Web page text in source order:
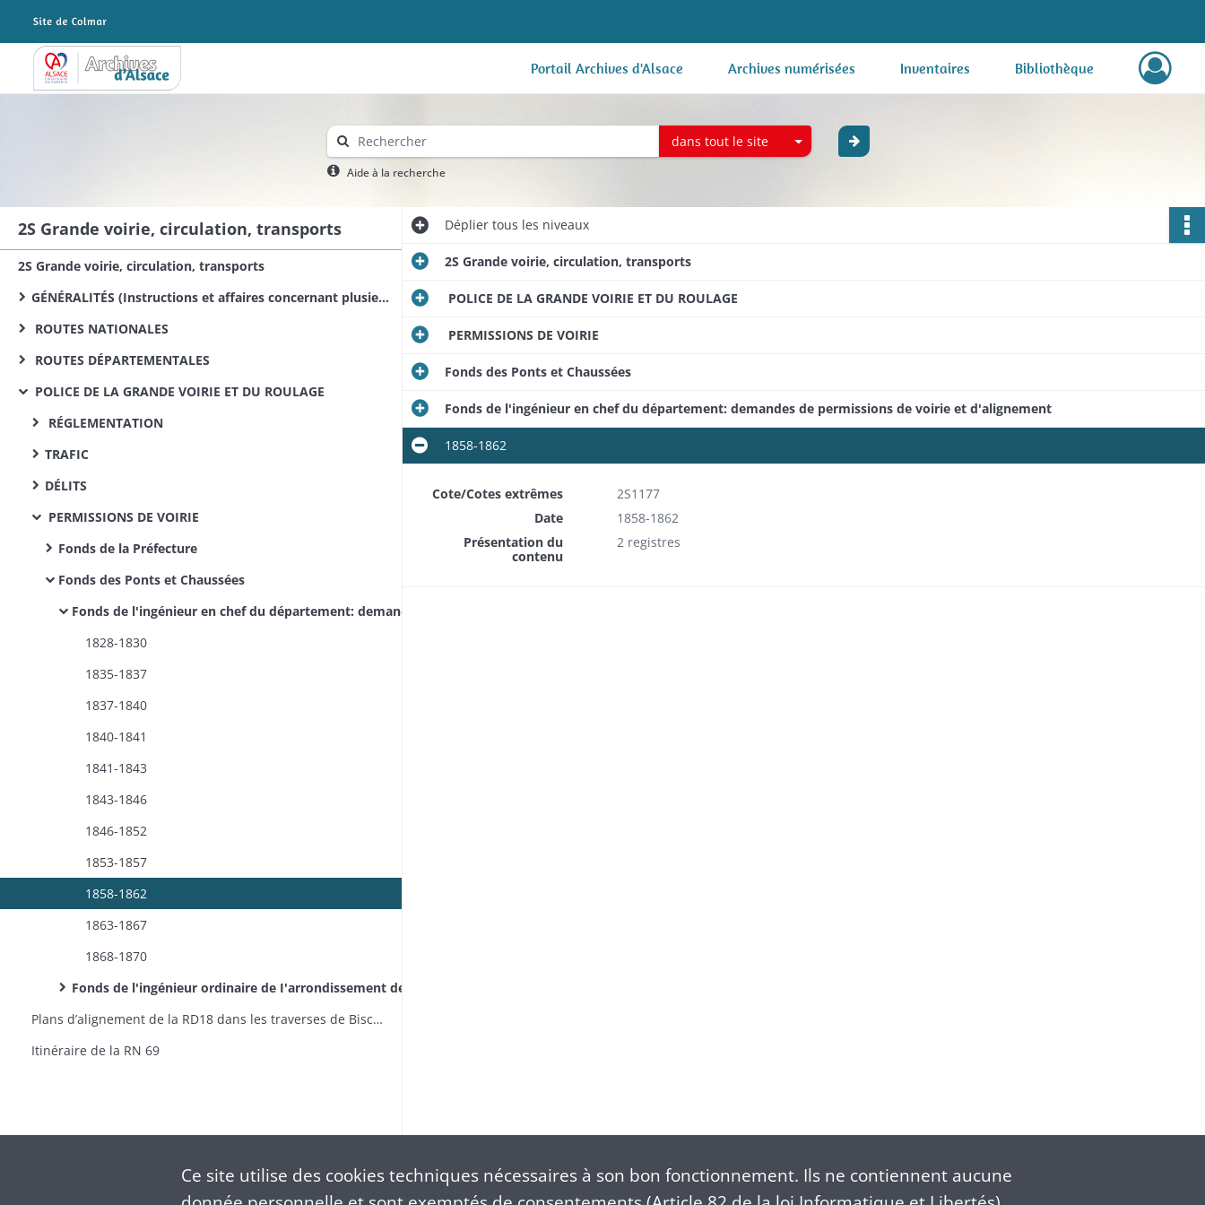
Archives Alsace - Colmar Portail Archives d'Alsace Archives numérisées Inventaires Bibliothèque
dans tout le site
Aide à la recherche
2S Grande voirie, circulation, transports
2S Grande voirie, circulation, transports
GÉNÉRALITÉS (Instructions et affaires concernant plusieurs routes)
ROUTES NATIONALES
ROUTES DÉPARTEMENTALES
POLICE DE LA GRANDE VOIRIE ET DU ROULAGE
RÉGLEMENTATION
TRAFIC
DÉLITS
PERMISSIONS DE VOIRIE
Fonds de la Préfecture
Fonds des Ponts et Chaussées
Fonds de l'ingénieur en chef du département: demandes de permissions de voirie et d'alignement
1828-1830
1835-1837
1837-1840
1840-1841
1841-1843
1843-1846
1846-1852
1853-1857
1858-1862
1863-1867
1868-1870
Fonds de l'ingénieur ordinaire de I'arrondissement de Colmar: demandes de permissions de voirie et d'alignement
Plans d’alignement de la RD18 dans les traverses de Bischwihr (plan en 1851), Muntzenheim (plan et profil en 1851) et Wihr-en-Plaine (plan en 1851) [fonds de la préfecture]
Itinéraire de la RN 69
Dépliertous les niveaux
2S Grande voirie, circulation, transports
POLICE DE LA GRANDE VOIRIE ET DU ROULAGE
PERMISSIONS DE VOIRIE
Fonds des Ponts et Chaussées
Fonds de l'ingénieur en chef du département: demandes de permissions de voirie et d'alignement
1858-1862
Cote/Cotes extrêmes
2S1177
Date
1858-1862
Présentation du
contenu
2 registres
Ce site utilise des cookiestechniques nécessaires à son bon fonctionnement. Ils ne contiennent aucune